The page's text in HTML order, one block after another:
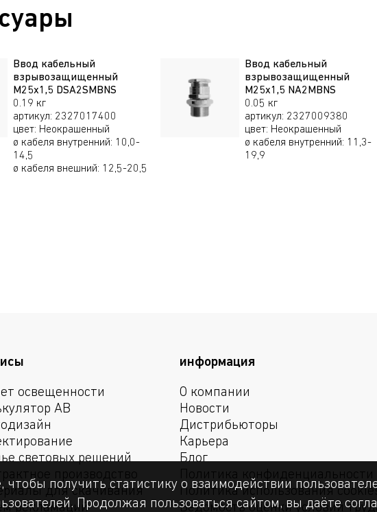
Ввод кабельный
взрывозащищенный
М25х1,5 DSA2SMBNS
0.19 кг
артикул: 2327017400
цвет: Неокрашенный
ø кабеля внутренний: 10,0-
14,5
ø кабеля внешний: 12,5-20,5
Ввод кабельный
взрывозащищенный
М25х1,5 NA2MBNS
0.05 кг
артикул: 2327009380
цвет: Неокрашенный
ø кабеля внутренний: 11,3-
19,9
освещенности
АВ
световых решений
производство
для скачивания
рекламаций
информация
О компании
Новости
Дистрибьюторы
Карьера
Блог
Политика конфиденциальности
Политика использования
Ведомость оценки условий
получить статистику о взаимодействии
Продолжая пользоваться сайтом, вы даёте